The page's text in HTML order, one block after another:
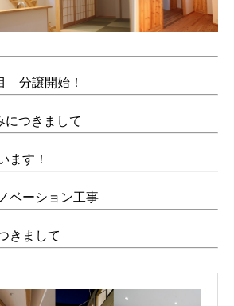
分譲開始！
につきまして
ます！
ベーション工事
きまして